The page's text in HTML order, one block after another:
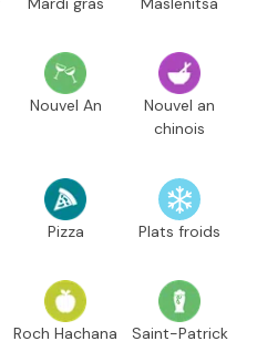
Nouvel An
Nouvel an
chinois
Pizza Plats froids
Roch Hachana Saint-Patrick